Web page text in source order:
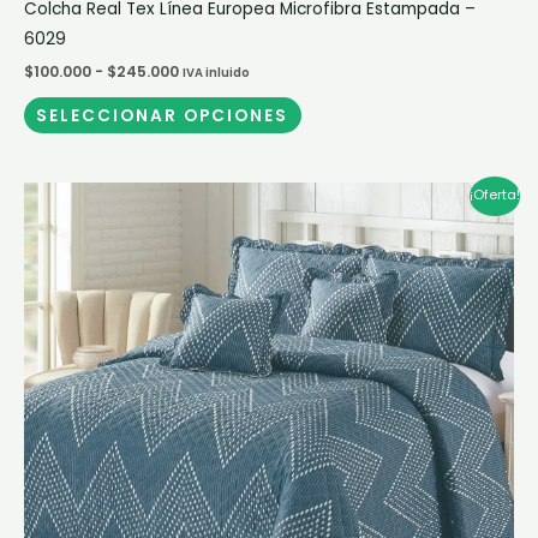
Colcha Real Tex Línea Europea Microfibra Estampada –
6029
$100.000 - $245.000 IVA inluido
SELECCIONAR OPCIONES
¡Oferta!
Rango
de
$100.000
hasta
$245.000
producto
tiene
múltiples
variantes.
Las
opciones
se
pueden
elegir
en
la